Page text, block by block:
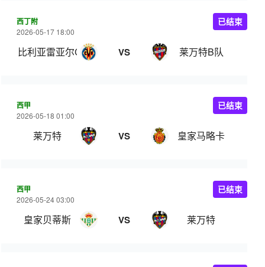
西丁附
2026-05-17 18:00
比利亚雷亚尔C队 VS 莱万特B队
已结束
西甲
2026-05-18 01:00
莱万特 VS 皇家马略卡
已结束
西甲
2026-05-24 03:00
皇家贝蒂斯 VS 莱万特
已结束